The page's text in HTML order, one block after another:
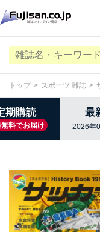
トップ スポーツ 雑誌
期購読
料でお届け
最
2026年